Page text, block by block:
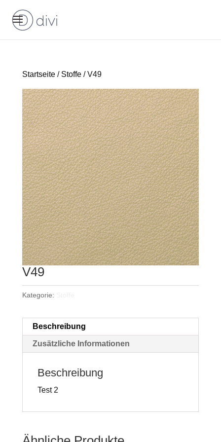
Startseite/ Stoffe/ V49
V49
Kategorie:
Beschreibung
Zusätzliche Informationen
Beschreibung
Test 2